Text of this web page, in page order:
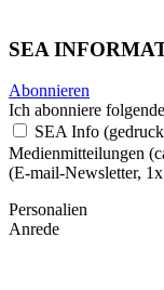
SEA
Abonnieren
Ich abonniere
SEA Info
Medienmitteilungen
(E-mail-Newsletter,
Personalien
Anrede